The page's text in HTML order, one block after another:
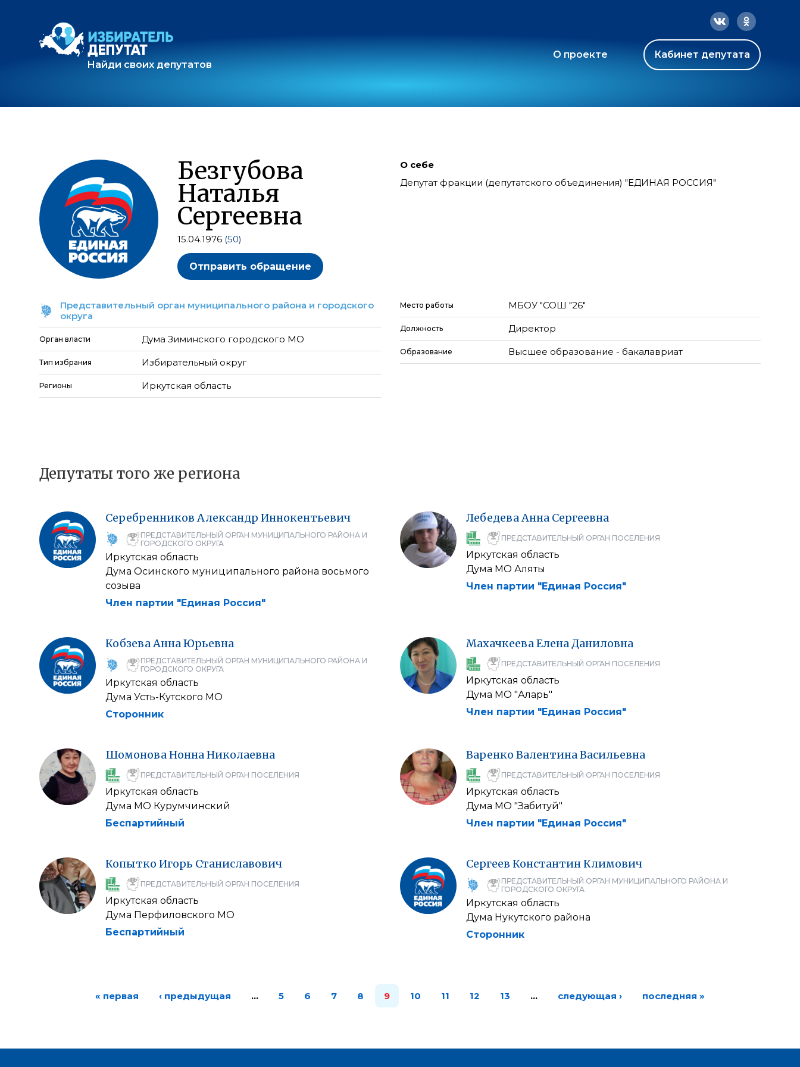
Найди своих депутатов
О проекте Кабинет депутата
Безгубова
Наталья
Сергеевна
15.04.1976 (50)
Отправить обращение
О себе
Депутат фракции (депутатского объединения) "ЕДИНАЯ РОССИЯ"
Представительный орган муниципального района и городского
округа
Орган власти Дума Зиминского городского МО
Тип избрания Избирательный округ
Регионы Иркутская область
Место работы МБОУ "СОШ "26"
Должность Директор
Образование Высшее образование - бакалавриат
Депутаты того же региона
Серебренников Александр Иннокентьевич
ПРЕДСТАВИТЕЛЬНЫЙ ОРГАН МУНИЦИПАЛЬНОГО РАЙОНА И
ГОРОДСКОГО ОКРУГА
Иркутская область
Дума Осинского муниципального района восьмого
созыва
Член партии "Единая Россия"
ЛебедеваАнна Сергеевна
ПРЕДСТАВИТЕЛЬНЫЙ ОРГАН ПОСЕЛЕНИЯ
Иркутская область
Дума МО Аляты
Член партии "Единая Россия"
КобзеваАннаЮрьевна
ПРЕДСТАВИТЕЛЬНЫЙ ОРГАН МУНИЦИПАЛЬНОГО РАЙОНА И
ГОРОДСКОГО ОКРУГА
Иркутская область
Дума Усть-Кутского МО
Сторонник
МахачкееваЕленаДаниловна
ПРЕДСТАВИТЕЛЬНЫЙ ОРГАН ПОСЕЛЕНИЯ
Иркутская область
Дума МО "Аларь"
Член партии "Единая Россия"
ШомоноваНоннаНиколаевна
ПРЕДСТАВИТЕЛЬНЫЙ ОРГАН ПОСЕЛЕНИЯ
Иркутская область
Дума МО Курумчинский
Беспартийный
Варенко ВалентинаВасильевна
ПРЕДСТАВИТЕЛЬНЫЙ ОРГАН ПОСЕЛЕНИЯ
Иркутская область
Дума МО "Забитуй"
Член партии "Единая Россия"
Копытко Игорь Станиславович
ПРЕДСТАВИТЕЛЬНЫЙ ОРГАН ПОСЕЛЕНИЯ
Иркутская область
Дума Перфиловского МО
Беспартийный
Сергеев Константин Климович
ПРЕДСТАВИТЕЛЬНЫЙ ОРГАН МУНИЦИПАЛЬНОГО РАЙОНА И
ГОРОДСКОГО ОКРУГА
Иркутская область
Дума Нукутского района
Сторонник
« первая ‹ предыдущая … 5 6 7 8 9 10 11 12 13 … следующая › последняя »